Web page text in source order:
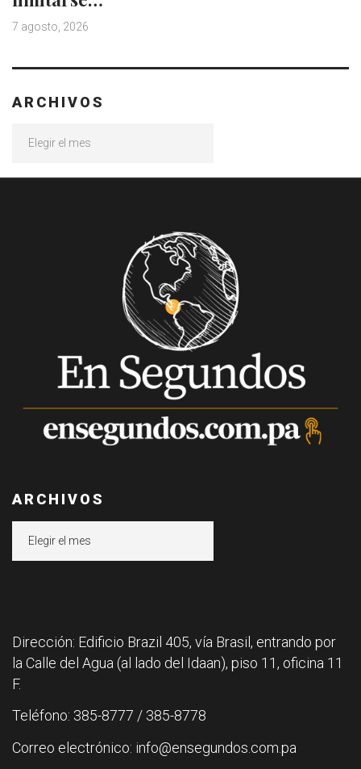
7 agosto, 2026
ARCHIVOS
ARCHIVOS
Dirección: Edificio Brazil 405, vía Brasil, entrando por
la Calle del Agua (al lado del Idaan), piso 11, oficina 11
F.
Teléfono: 385-8777 / 385-8778
Correo electrónico: info@ensegundos.com.pa